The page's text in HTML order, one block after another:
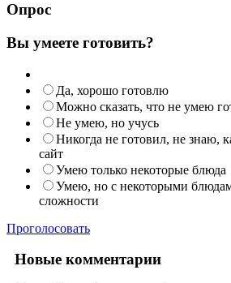
Опрос
Вы умеете готовить?
Да, хорошо готовлю
Можно сказать, что не умею
Не умею, но учусь
Никогда не готовил, не знаю,
сайт
Умею только некоторые блюда
Умею, но с некоторыми
сложности
Проголосовать
Новые комментарии